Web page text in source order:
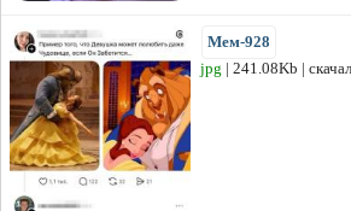
Мем-928
jpg | 241.08Kb |